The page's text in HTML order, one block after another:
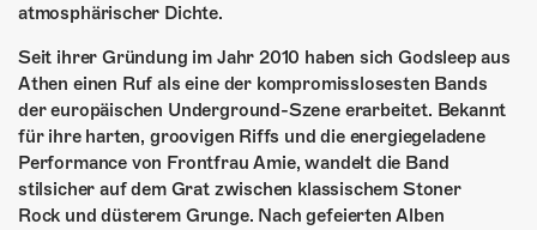
atmosphärischer Dichte.
Seit ihrer Gründung im Jahr 2010 haben sich Godsleep aus
Athen einen Ruf als eine der kompromisslosesten Bands
der europäischen Underground-Szene erarbeitet. Bekannt
für ihre harten, groovigen Riffs und die energiegeladene
Performance von Frontfrau Amie, wandelt die Band
stilsicher auf dem Grat zwischen klassischem Stoner
Rock und düsterem Grunge. Nach gefeierten Alben